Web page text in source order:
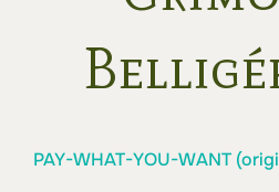
PAY-WHAT-YOU-WANT